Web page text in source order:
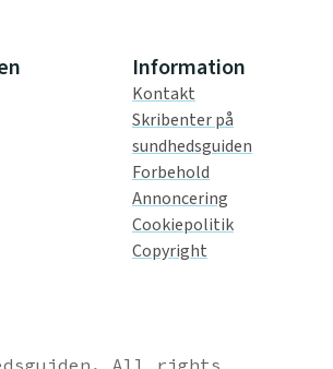
Information
Kontakt
Skribenter på
sundhedsguiden
Forbehold
Annoncering
Cookiepolitik
Copyright
All rights